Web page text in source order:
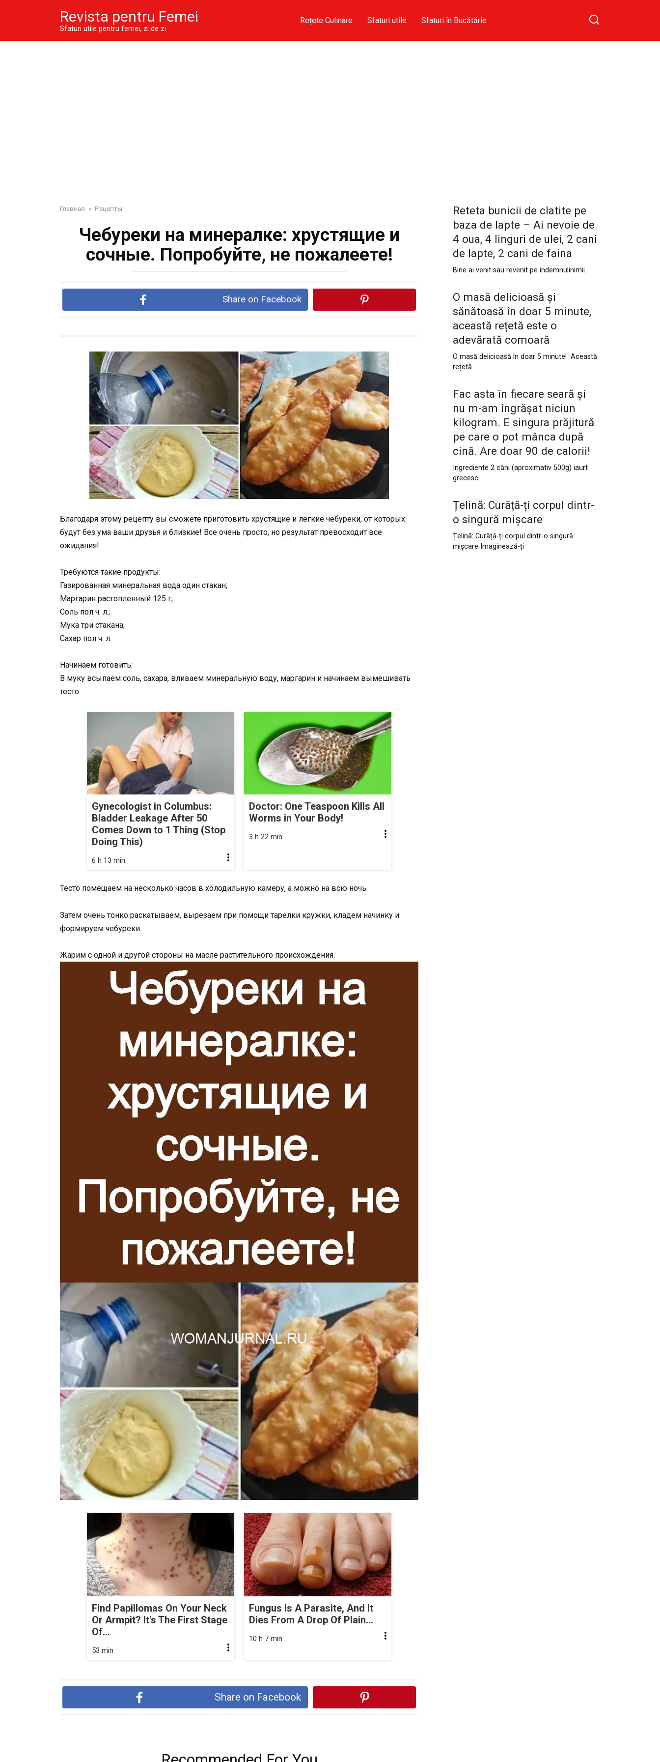
Revista pentru Femei
Sfaturi utile pentru femei, zi de zi
Rețete Culinare Sfaturi utile Sfaturi în Bucătărie
Главная » Рецепты
Чебуреки на минералке: хрустящие и
сочные. Попробуйте, не пожалеете!
Share on Facebook
Благодаря этому рецепту вы сможете приготовить хрустящие и легкие чебуреки, от которых
будут без ума ваши друзья и близкие! Все очень просто, но результат превосходит все
ожидания!
Требуются такие продукты:
Газированная минеральная вода один стакан;
Маргарин растопленный 125 г;
Соль пол ч. л.;
Мука три стакана;
Сахар пол ч. л.
Начинаем готовить:
В муку всыпаем соль, сахара, вливаем минеральную воду, маргарин и начинаем вымешивать
тесто.
Gynecologist in Columbus:
Bladder Leakage After 50
Comes Down to 1 Thing (Stop
Doing This)
6 h 13 min
Doctor: One Teaspoon Kills All
Worms in Your Body!
3 h 22 min
Тесто помещаем на несколько часов в холодильную камеру, а можно на всю ночь.
Затем очень тонко раскатываем, вырезаем при помощи тарелки кружки, кладем начинку и
формируем чебуреки.
Жарим с одной и другой стороны на масле растительного происхождения.
Find Papillomas On Your Neck
Or Armpit? It's The First Stage
Of...
53 min
Fungus Is A Parasite, And It
Dies From A Drop Of Plain...
10 h 7 min
Share on Facebook
Reteta bunicii de clatite pe
baza de lapte – Ai nevoie de
4 oua, 4 linguri de ulei, 2 cani
de lapte, 2 cani de faina
Bine ai venit sau revenit pe indemnulinimii.
O masă delicioasă și
sănătoasă în doar 5 minute,
această rețetă este o
adevărată comoară
O masă delicioasă în doar 5 minute! Această
rețetă
Fac asta în fiecare seară și
nu m-am îngrășat niciun
kilogram. E singura prăjitură
pe care o pot mânca după
cină. Are doar 90 de calorii!
Ingrediente 2 căni (aproximativ 500g) iaurt
grecesc
Țelină: Curăță-ți corpul dintr-
o singură mișcare
Țelină: Curăță-ți corpul dintr-o singură
mișcare Imaginează-ți